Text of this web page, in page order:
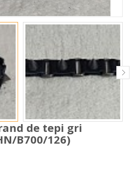
de tepi gri
B700/126)